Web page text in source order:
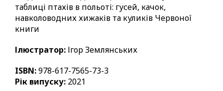
таблиці птахів в польоті: гусей, качок,
навколоводних хижаків та куликів Червоної
книги
Ілюстратор: Ігор Землянських
ISBN:978-617-7565-73-3
Рік випуску: 2021